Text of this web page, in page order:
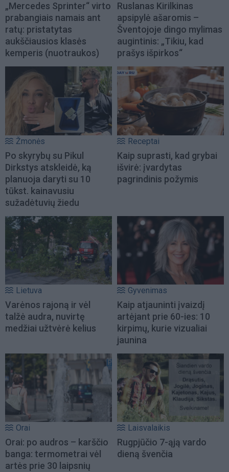
„Mercedes Sprinter“ virto
prabangiais namais ant
ratų: pristatytas
aukščiausios klasės
kemperis (nuotraukos)
Ruslanas Kirilkinas
apsipylė ašaromis –
Šventojoje dingo mylimas
augintinis: „Tikiu, kad
prašys išpirkos“
Žmonės
Po skyrybų su Pikul
Dirkstys atskleidė, ką
planuoja daryti su 10
tūkst. kainavusiu
sužadėtuvių žiedu
Receptai
Kaip suprasti, kad grybai
išvirė: įvardytas
pagrindinis požymis
Lietuva
Varėnos rajoną ir vėl
talžė audra, nuvirtę
medžiai užtvėrė kelius
Gyvenimas
Kaip atjauninti įvaizdį
artėjant prie 60-ies: 10
kirpimų, kurie vizualiai
jaunina
Orai
Orai: po audros – karščio
banga: termometrai vėl
artės prie 30 laipsnių
Laisvalaikis
Rugpjūčio 7-ąją vardo
dieną švenčia